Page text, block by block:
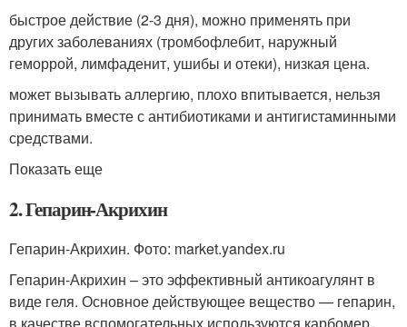
быстрое действие (2-3 дня), можно применять при
других заболеваниях (тромбофлебит, наружный
геморрой, лимфаденит, ушибы и отеки), низкая цена.
может вызывать аллергию, плохо впитывается, нельзя
принимать вместе с антибиотиками и антигистаминными
средствами.
Показать еще
2. Гепарин-Акрихин
Гепарин-Акрихин. Фото: market.yandex.ru
Гепарин-Акрихин – это эффективный антикоагулянт в
виде геля. Основное действующее вещество — гепарин,